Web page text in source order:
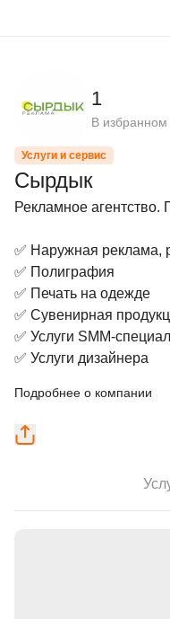
1
В избранном
Услуги и сервис
Сырдык
Рекламное агентство.
✅ Наружная реклама,
✅ Полиграфия
✅ Печать на одежде
✅ Сувенирная
✅ Услуги SMM-
✅ Услуги дизайнера
Подробнее о компании